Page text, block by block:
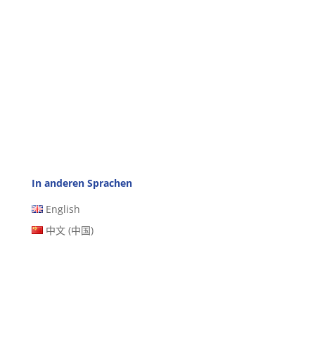
In anderen Sprachen
English
中文 (中国)